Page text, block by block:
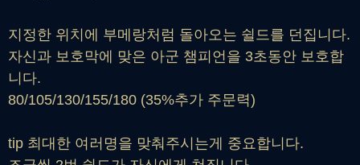
지정한 위치에 부메랑처럼 돌아오는 쉴드를 던집니다.
자신과 보호막에 맞은 아군 챔피언을 3초동안 보호합
니다.
80/105/130/155/180 (35%추가 주문력)
tip 최대한 여러명을 맞춰주시는게 중요합니다.